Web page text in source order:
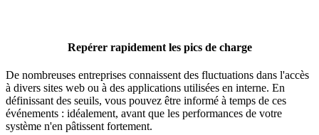
Repérer rapidement les pics de charge
De nombreuses entreprises connaissent des fluctuations dans l'accès
à divers sites web ou à des applications utilisées en interne. En
définissant des seuils, vous pouvez être informé à temps de ces
événements : idéalement, avant que les performances de votre
système n'en pâtissent fortement.